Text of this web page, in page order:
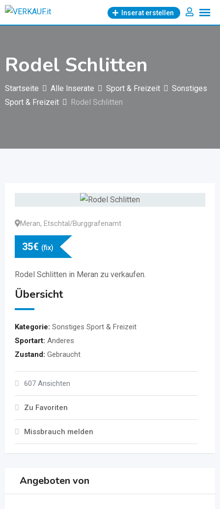
Zum
Inserat erstellen
Rodel Schlitten
Startseite Alle Inserate Sport & Freizeit
Sonstiges
Sport & Freizeit
Rodel Schlitten
Meran, Etschtal/Burggrafenamt
35€ (fix)
Rodel Schlitten in Meran zu verkaufen.
Übersicht
Kategorie: Sonstiges Sport & Freizeit
Sportart: Anderes
Zustand: Gebraucht
607 Ansichten
Zu Favoriten
Missbrauch melden
Angeboten von